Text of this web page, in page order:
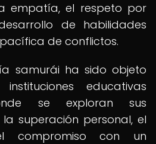
empatía, el respeto por
de habilidades
de conflictos.
samurái ha sido objeto
educativas
se exploran sus
superación personal, el
compromiso con un